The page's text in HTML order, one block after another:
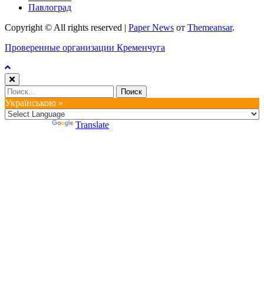
Павлоград
Copyright © All rights reserved | Paper News от Themeansar.
Проверенные организации Кременчуга
Найти:
Українською »
Translate